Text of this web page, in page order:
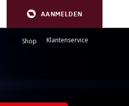
AANMELDEN
Shop Klantenservice